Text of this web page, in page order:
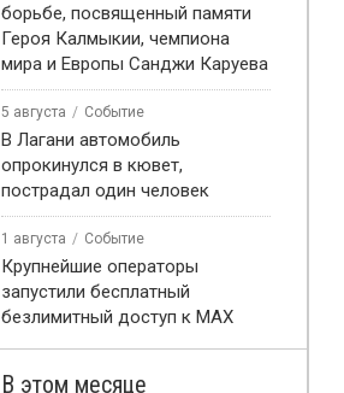
борьбе, посвященный памяти
Героя Калмыкии, чемпиона
мира и Европы Санджи Каруева
5 августа Событие
В Лагани автомобиль
опрокинулся в кювет,
пострадал один человек
1 августа Событие
Крупнейшие операторы
запустили бесплатный
безлимитный доступ к MAX
В этом месяце